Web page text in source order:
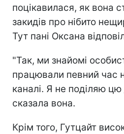
поцікавилася, як вона
закидів про нібито
Тут пані Оксана
"Так, ми знайомі
працювали певний час
каналі. Я не поділяю
сказала вона.
Крім того, Гутцайт